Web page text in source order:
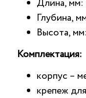
Длина, мм:
Глубина,
Высота,
Комплектация:
корпус –
крепеж